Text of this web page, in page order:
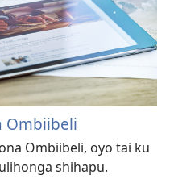
Ombiibeli
Ombiibeli, oyo tai ku
shihapu.